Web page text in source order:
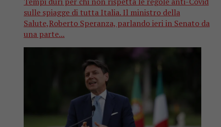
sulle spiagge di tutta Italia. Il ministro della
Salute,Roberto Speranza, parlando ieri in Senato da
una parte...